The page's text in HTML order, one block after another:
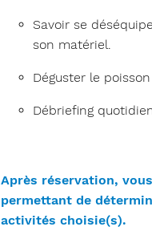
Savoir se
son matériel.
Déguster le
Débriefing
Après réservation,
permettant de
activités choisie(s).